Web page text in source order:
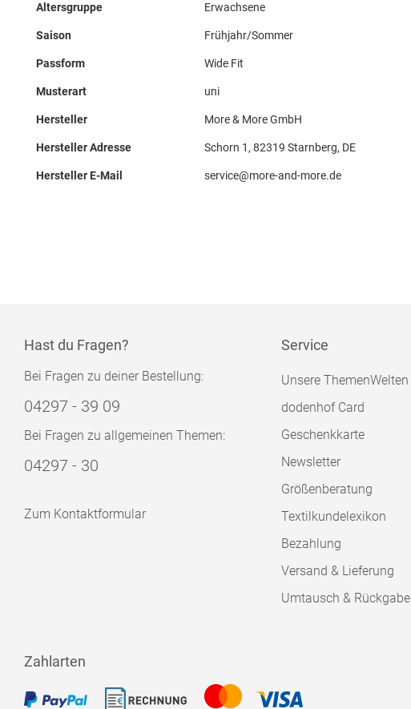
Altersgruppe Erwachsene
Saison Frühjahr/Sommer
Passform Wide Fit
Musterart uni
Hersteller More & More GmbH
Hersteller Adresse Schorn 1, 82319 Starnberg, DE
Hersteller E-Mail service@more-and-more.de
Hast du Fragen?
Bei Fragen zu deiner Bestellung:
04297 - 39 09
Bei Fragen zu allgemeinen Themen:
04297 - 30
Zum Kontaktformular
Service
Unsere ThemenWelten
dodenhof Card
Geschenkkarte
Newsletter
Größenberatung
Textilkundelexikon
Bezahlung
Versand & Lieferung
Umtausch & Rückgabe
Zahlarten